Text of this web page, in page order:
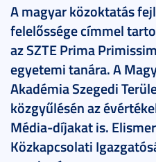
A magyar közoktatás
felelőssége címmel
az SZTE Prima
egyetemi tanára. A
Akadémia Szegedi
közgyűlésén az
Média-díjakat is.
Közkapcsolati